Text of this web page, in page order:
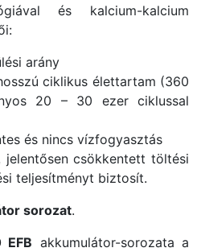
és kalcium-kalcium
arány
ciklikus élettartam (360
20 – 30 ezer ciklussal
és nincs vízfogyasztás
jelentősen csökkentett töltési
teljesítményt biztosít.
sorozat.
EFB akkumulátor-sorozata a